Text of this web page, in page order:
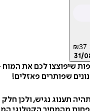
₪37
31/
שפותרים פאזלים!
תענוג נגיש, ולכן